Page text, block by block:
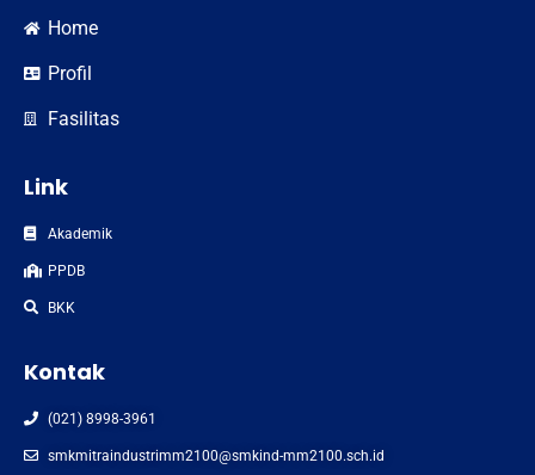
Home
Profil
Fasilitas
Link
Akademik
PPDB
BKK
Kontak
(021) 8998-3961
smkmitraindustrimm2100@smkind-mm2100.sch.id